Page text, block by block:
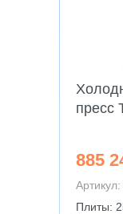
пресс
885
Плиты: